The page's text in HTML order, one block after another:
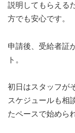
説明してもらえる
方でも安心です。
申請後、受給者証
ト。
初日はスタッフが
スケジュールも相
たペースで始めら